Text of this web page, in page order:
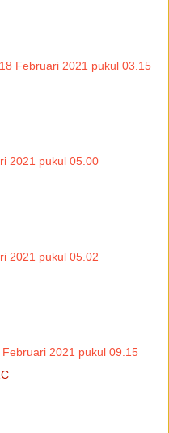
18 Februari 2021 pukul 03.15
2021 pukul 05.00
2021 pukul 05.02
Februari 2021 pukul 09.15